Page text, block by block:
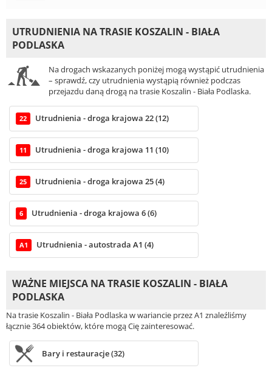
UTRUDNIENIA NA TRASIE KOSZALIN - BIAŁA
PODLASKA
Na drogach wskazanych poniżej mogą wystąpić utrudnienia
– sprawdź, czy utrudnienia wystąpią również podczas
przejazdu daną drogą na trasie Koszalin - Biała Podlaska.
22 Utrudnienia - droga krajowa 22 (12)
11 Utrudnienia - droga krajowa 11 (10)
25 Utrudnienia - droga krajowa 25 (4)
6 Utrudnienia - droga krajowa 6 (6)
A1 Utrudnienia - autostrada A1 (4)
WAŻNE MIEJSCA NA TRASIE KOSZALIN - BIAŁA
PODLASKA
Na trasie Koszalin - Biała Podlaska w wariancie przez A1 znaleźliśmy
łącznie 364 obiektów, które mogą Cię zainteresować.
Bary i restauracje (32)